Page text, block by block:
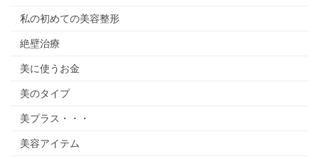
私の初めての美容整形
絶壁治療
美に使うお金
美のタイプ
美プラス・・・
美容アイテム